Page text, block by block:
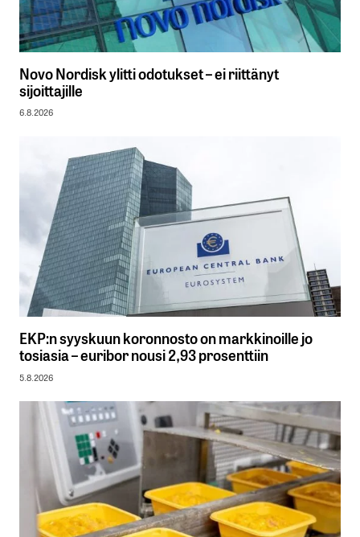
Novo Nordisk ylitti odotukset – ei riittänyt
sijoittajille
6.8.2026
EKP:n syyskuun koronnosto on markkinoille jo
tosiasia – euribor nousi 2,93 prosenttiin
5.8.2026